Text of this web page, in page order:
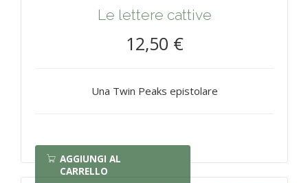
Le lettere cattive
12,50 €
Una Twin Peaks epistolare
AGGIUNGI AL
CARRELLO